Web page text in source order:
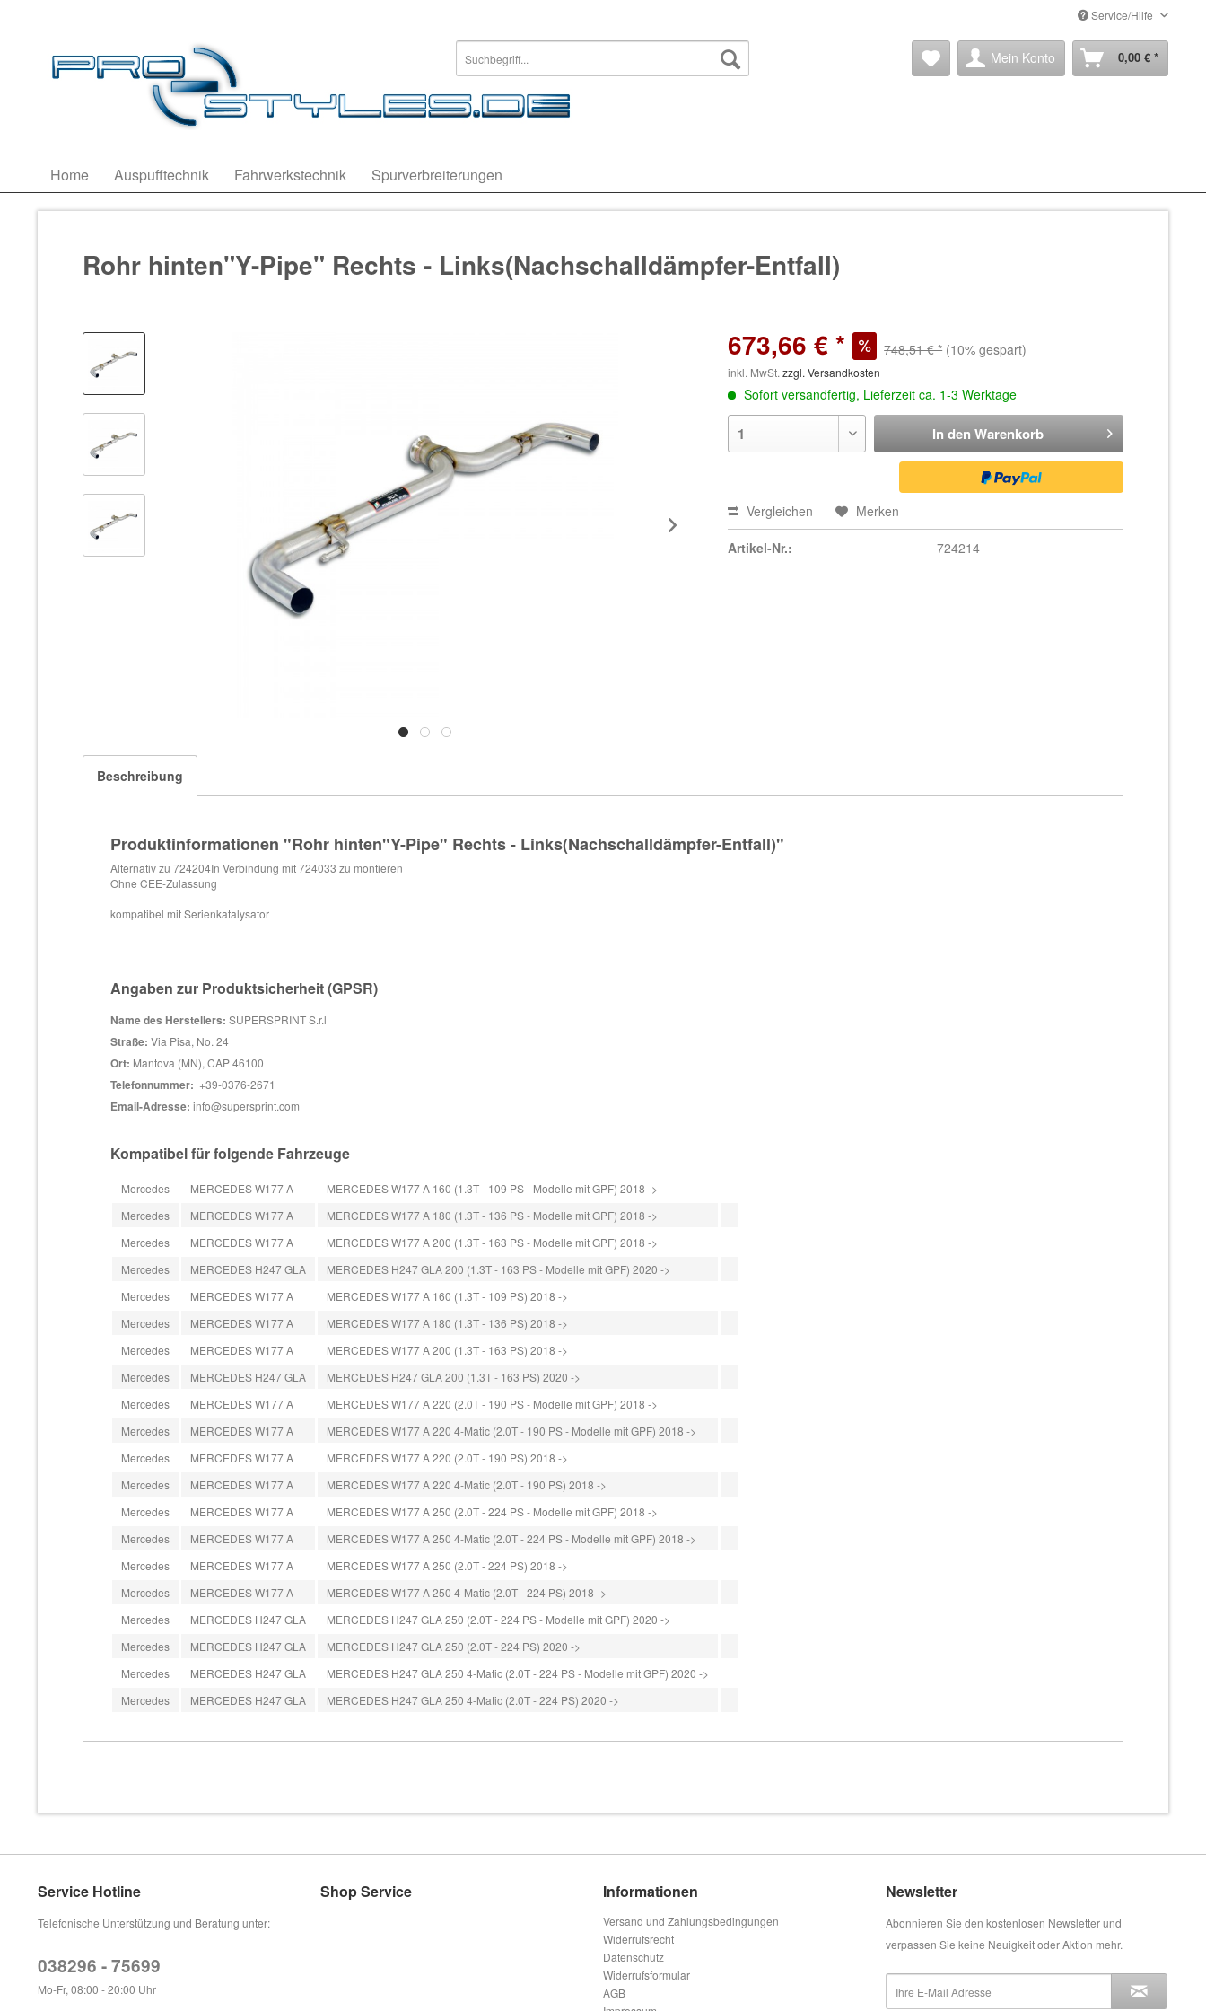
Service/Hilfe
Mein Konto 0,00 € *
Home Auspufftechnik Fahrwerkstechnik Spurverbreiterungen
Rohr hinten"Y-Pipe" Rechts - Links(Nachschalldämpfer-Entfall)
673,66 € * 748,51 € * (10% gespart)
inkl. MwSt.zzgl. Versandkosten
Sofort versandfertig, Lieferzeit ca. 1-3 Werktage
In den Warenkorb
Vergleichen Merken
Artikel-Nr.: 724214
Beschreibung
Produktinformationen "Rohr hinten"Y-Pipe" Rechts - Links(Nachschalldämpfer-Entfall)"
Alternativ zu 724204In Verbindung mit 724033 zu montieren
Ohne CEE-Zulassung
kompatibel mit Serienkatalysator
Angaben zur Produktsicherheit (GPSR)
Name des Herstellers: SUPERSPRINT S.r.l
Straße: Via Pisa, No. 24
Ort: Mantova (MN), CAP 46100
Telefonnummer: +39-0376-2671
Email-Adresse: info@supersprint.com
Kompatibel für folgende Fahrzeuge
Mercedes MERCEDES W177 A
MERCEDES W177 A 160 (1.3T - 109 PS - Modelle mit GPF) 2018 ->
Mercedes
MERCEDES W177 A
MERCEDES W177 A 180 (1.3T - 136 PS - Modelle mit GPF) 2018 ->
Mercedes
MERCEDES W177 A
MERCEDES W177 A 200 (1.3T - 163 PS - Modelle mit GPF) 2018 ->
Mercedes
MERCEDES H247 GLA
MERCEDES H247 GLA 200 (1.3T - 163 PS - Modelle mit GPF) 2020 ->
Mercedes
MERCEDES W177 A
MERCEDES W177 A 160 (1.3T - 109 PS) 2018 ->
Mercedes
MERCEDES W177 A
MERCEDES W177 A 180 (1.3T - 136 PS) 2018 ->
Mercedes
MERCEDES W177 A
MERCEDES W177 A 200 (1.3T - 163 PS) 2018 ->
Mercedes
MERCEDES H247 GLA
MERCEDES H247 GLA 200 (1.3T - 163 PS) 2020 ->
Mercedes
MERCEDES W177 A
MERCEDES W177 A 220 (2.0T - 190 PS - Modelle mit GPF) 2018 ->
Mercedes
MERCEDES W177 A
MERCEDES W177 A 220 4-Matic (2.0T - 190 PS - Modelle mit GPF) 2018 ->
Mercedes
MERCEDES W177 A
MERCEDES W177 A 220 (2.0T - 190 PS) 2018 ->
Mercedes
MERCEDES W177 A
MERCEDES W177 A 220 4-Matic (2.0T - 190 PS) 2018 ->
Mercedes
MERCEDES W177 A
MERCEDES W177 A 250 (2.0T - 224 PS - Modelle mit GPF) 2018 ->
Mercedes
MERCEDES W177 A
MERCEDES W177 A 250 4-Matic (2.0T - 224 PS - Modelle mit GPF) 2018 ->
Mercedes
MERCEDES W177 A
MERCEDES W177 A 250 (2.0T - 224 PS) 2018 ->
Mercedes
MERCEDES W177 A
MERCEDES W177 A 250 4-Matic (2.0T - 224 PS) 2018 ->
Mercedes
MERCEDES H247 GLA
MERCEDES H247 GLA 250 (2.0T - 224 PS - Modelle mit GPF) 2020 ->
Mercedes
MERCEDES H247 GLA
MERCEDES H247 GLA 250 (2.0T - 224 PS) 2020 ->
Mercedes
MERCEDES H247 GLA
MERCEDES H247 GLA 250 4-Matic (2.0T - 224 PS - Modelle mit GPF) 2020 ->
Mercedes
MERCEDES H247 GLA MERCEDES H247 GLA 250 4-Matic (2.0T - 224 PS) 2020 ->
Service Hotline
Telefonische Unterstützung und Beratung unter:
038296 - 75699
Mo-Fr, 08:00 - 20:00 Uhr
Shop Service Informationen
Versand und Zahlungsbedingungen
Widerrufsrecht
Datenschutz
Widerrufsformular
AGB
Newsletter
Abonnieren Sie den kostenlosen Newsletter und
verpassen Sie keine Neuigkeit oder Aktion mehr.